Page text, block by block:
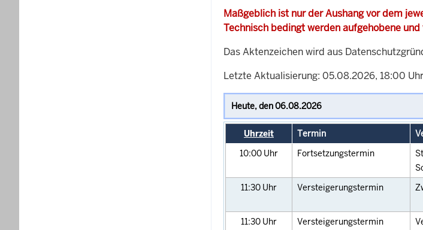
Maßgeblich ist nur der Aushang vor dem
Technisch bedingt werden aufgehobene
Das Aktenzeichen wird aus
Letzte Aktualisierung: 05.08.2026, 18:00 Uhr
Uhrzeit Termin
10:00 Uhr Fortsetzungstermin
11:30 Uhr Versteigerungstermin
11:30 Uhr Versteigerungstermin